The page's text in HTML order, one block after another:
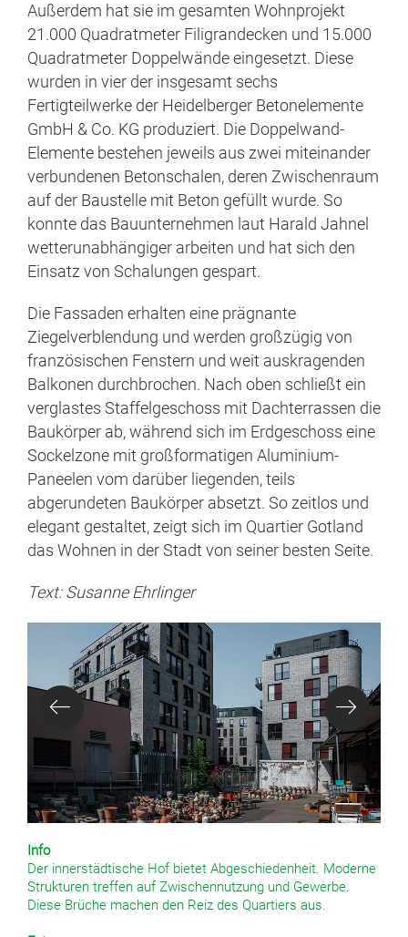
Außerdem hat sie im gesamten Wohnprojekt
21.000 Quadratmeter Filigrandecken und 15.000
Quadratmeter Doppelwände eingesetzt. Diese
wurden in vier der insgesamt sechs
Fertigteilwerke der Heidelberger Betonelemente
GmbH & Co. KG produziert. Die Doppelwand-
Elemente bestehen jeweils aus zwei miteinander
verbundenen Betonschalen, deren Zwischenraum
auf der Baustelle mit Beton gefüllt wurde. So
konnte das Bauunternehmen laut Harald Jahnel
wetterunabhängiger arbeiten und hat sich den
Einsatz von Schalungen gespart.
Die Fassaden erhalten eine prägnante
Ziegelverblendung und werden großzügig von
französischen Fenstern und weit auskragenden
Balkonen durchbrochen. Nach oben schließt ein
verglastes Staffelgeschoss mit Dachterrassen die
Baukörper ab, während sich im Erdgeschoss eine
Sockelzone mit großformatigen Aluminium-
Paneelen vom darüber liegenden, teils
abgerundeten Baukörper absetzt. So zeitlos und
elegant gestaltet, zeigt sich im Quartier Gotland
das Wohnen in der Stadt von seiner besten Seite.
Text: Susanne Ehrlinger
Info
Der innerstädtische Hof bietet Abgeschiedenheit. Moderne
Strukturen treffen auf Zwischennutzung und Gewerbe.
Diese Brüche machen den Reiz des Quartiers aus.